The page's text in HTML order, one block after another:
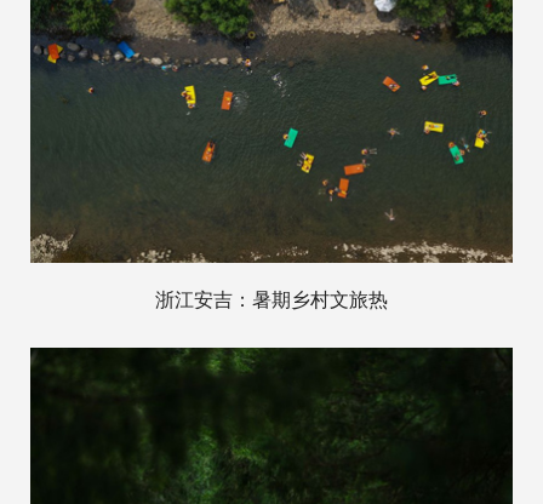
浙江安吉：暑期乡村文旅热